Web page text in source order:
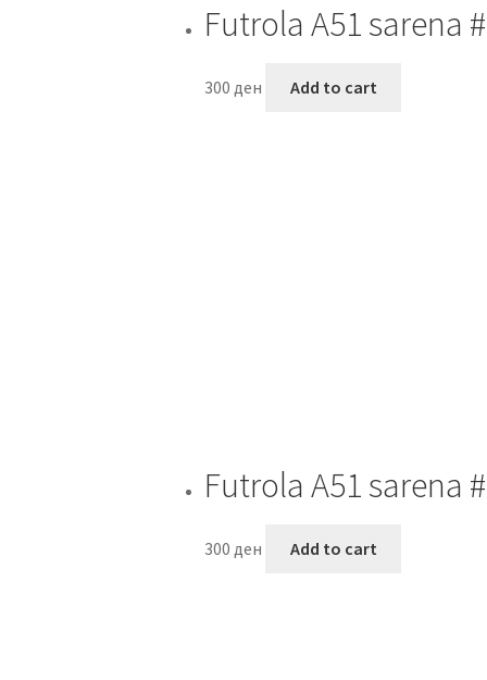
Futrola A51 sarena
300 ден Add to cart
Futrola A51 sarena
300ден Add to cart